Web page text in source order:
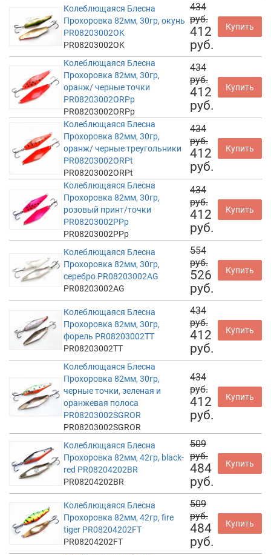
Колеблющаяся Блесна
Прохоровка 82мм, 30гр, окунь
PR08203002OK
PR08203002OK
434
руб.
412
руб.
Купить
Колеблющаяся Блесна
Прохоровка 82мм, 30гр,
оранж/ черные точки
PR08203002ORPp
PR08203002ORPp
434
руб.
412
руб.
Купить
Колеблющаяся Блесна
Прохоровка 82мм, 30гр,
оранж/ черные треугольники
PR08203002ORPt
PR08203002ORPt
434
руб.
412
руб.
Купить
Колеблющаяся Блесна
Прохоровка 82мм, 30гр,
розовый принт/точки
PR08203002PPp
PR08203002PPp
434
руб.
412
руб.
Купить
Колеблющаяся Блесна
Прохоровка 82мм, 30гр,
серебро PR08203002AG
PR08203002AG
554
руб.
526
руб.
Купить
Колеблющаяся Блесна
Прохоровка 82мм, 30гр,
форель PR08203002TT
PR08203002TT
434
руб.
412
руб.
Купить
Колеблющаяся Блесна
Прохоровка 82мм, 30гр,
черные точки, зеленая и
оранжевая полоса
PR08203002SGROR
PR08203002SGROR
434
руб.
412
руб.
Купить
Колеблющаяся Блесна
Прохоровка 82мм, 42гр, black-
red PR08204202BR
PR08204202BR
509
руб.
484
руб.
Купить
Колеблющаяся Блесна
Прохоровка 82мм, 42гр, fire
tiger PR08204202FT
PR08204202FT
509
руб.
484
руб.
Купить